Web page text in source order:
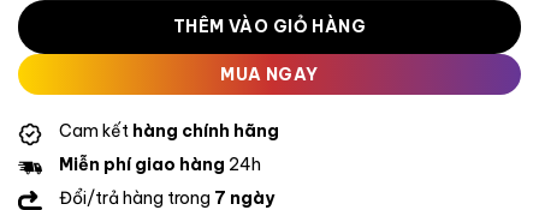
THÊM VÀO GIỎ HÀNG
MUA NGAY
Cam kết hàng chính hãng
Miễn phí giao hàng 24h
Đổi/trả hàng trong 7 ngày